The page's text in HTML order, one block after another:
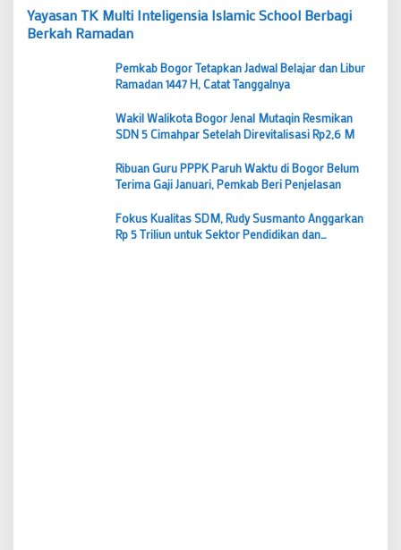
Yayasan TK Multi Inteligensia Islamic School Berbagi
Berkah Ramadan
Pemkab Bogor Tetapkan Jadwal Belajar dan Libur
Ramadan 1447 H, Catat Tanggalnya
Wakil Walikota Bogor Jenal Mutaqin Resmikan
SDN 5 Cimahpar Setelah Direvitalisasi Rp2,6 M
Ribuan Guru PPPK Paruh Waktu di Bogor Belum
Terima Gaji Januari, Pemkab Beri Penjelasan
Fokus Kualitas SDM, Rudy Susmanto Anggarkan
Rp 5 Triliun untuk Sektor Pendidikan dan